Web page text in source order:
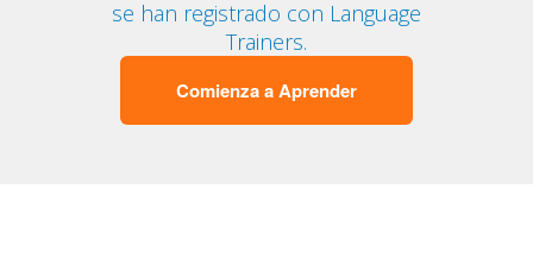
se han registrado con Language
Trainers.
Comienza a Aprender